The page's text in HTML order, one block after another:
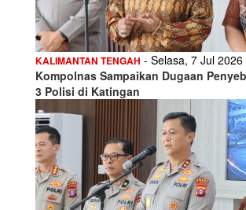
KALIMANTAN TENGAH - Selasa, 7 Jul 2026
Kompolnas Sampaikan Dugaan
3 Polisi di Katingan